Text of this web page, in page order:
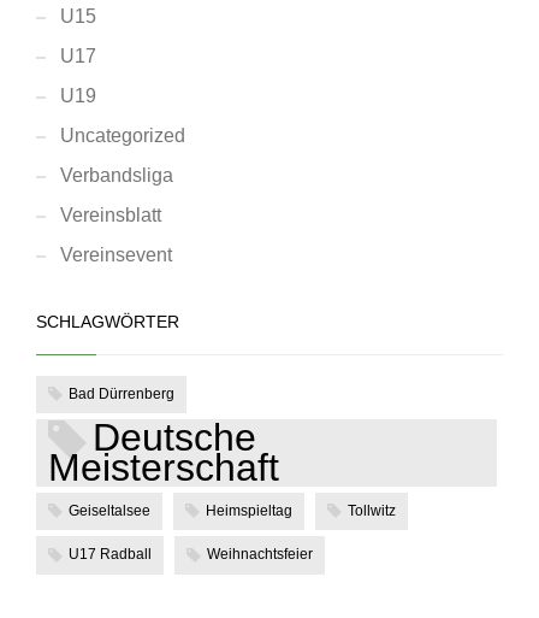
U15
U17
U19
Uncategorized
Verbandsliga
Vereinsblatt
Vereinsevent
SCHLAGWÖRTER
Bad Dürrenberg
Deutsche
Meisterschaft
Geiseltalsee Heimspieltag Tollwitz
U17 Radball Weihnachtsfeier